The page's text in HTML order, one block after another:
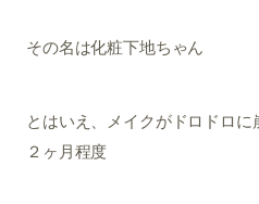
その名は化粧下地ちゃん
とはいえ、メイクがドロドロ
２ヶ月程度